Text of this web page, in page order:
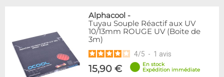
Alphacool -
Tuyau Souple Réactif aux UV
10/13mm ROUGE UV (Boite de
3m)
4/5 - 1 avis
15,90 €
En stock
Expédition immédiate